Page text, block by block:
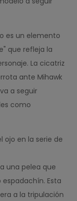
es un elemento
que refleja la
La cicatriz
ante Mihawk
a seguir
como
ojo en la serie de
una pelea que
Esta
a la tripulación